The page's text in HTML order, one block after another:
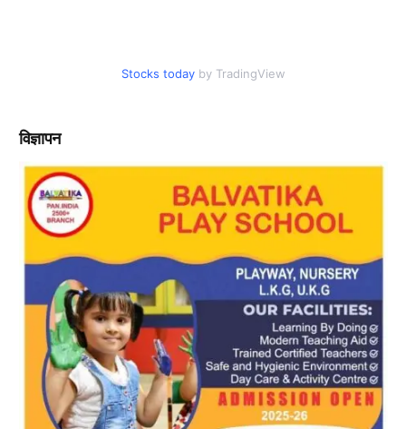
Stocks today by TradingView
विज्ञापन